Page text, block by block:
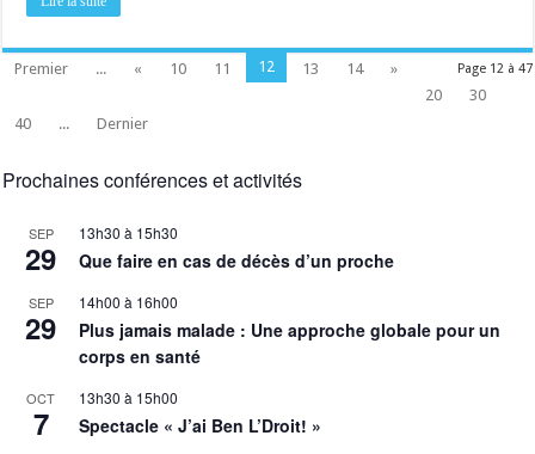
Page 12 à 47
Premier ... « 10 11 12 13 14
»
20
30
40
... Dernier
Prochaines conférences et activités
SEP
29
13h30 à 15h30
Que faire en cas de décès d’un proche
SEP
29
14h00 à 16h00
Plus jamais malade : Une approche globale pour un
corps en santé
OCT
7
13h30 à 15h00
Spectacle « J’ai Ben L’Droit! »